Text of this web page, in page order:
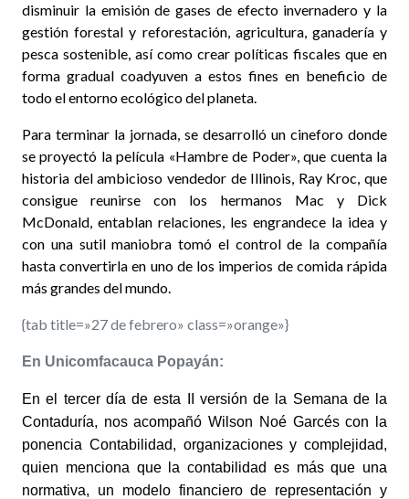
disminuir la emisión de gases de efecto invernadero y la
gestión forestal y reforestación, agricultura, ganadería y
pesca sostenible, así como crear políticas fiscales que en
forma gradual coadyuven a estos fines en beneficio de
todo el entorno ecológico del planeta.
Para terminar la jornada, se desarrolló un cineforo donde
se proyectó la película «Hambre de Poder», que cuenta la
historia del ambicioso vendedor de Illinois, Ray Kroc, que
consigue reunirse con los hermanos Mac y Dick
McDonald, entablan relaciones, les engrandece la idea y
con una sutil maniobra tomó el control de la compañía
hasta convertirla en uno de los imperios de comida rápida
más grandes del mundo.
{tab title=»27 de febrero» class=»orange»}
En Unicomfacauca Popayán:
En el tercer día de esta II versión de la Semana de la
Contaduría, nos acompañó Wilson Noé Garcés con la
ponencia Contabilidad, organizaciones y complejidad,
quien menciona que la contabilidad es más que una
normativa, un modelo financiero de representación y